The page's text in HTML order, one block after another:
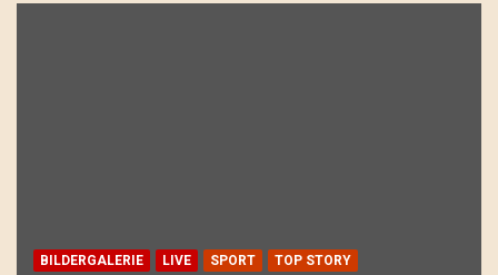
BILDERGALERIE LIVE SPORT TOP STORY